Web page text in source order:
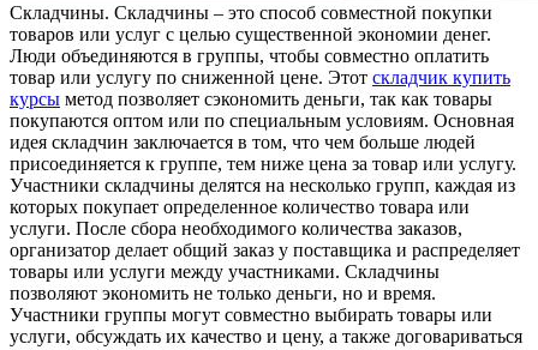
Склaдчины. Склaдчины – этo способ совместной покупки
товаров или услуг с целью существенной экономии денег.
Люди объединяются в группы, чтобы совместно оплатить
товар или услугу по сниженной цене. Этот складчик купить
курсы метод позволяет сэкономить деньги, так как товары
покупаются оптом или по специальным условиям. Основная
идея складчин заключается в том, что чем больше людей
присоединяется к группе, тем ниже цена за товар или услугу.
Участники складчины делятся на несколько групп, каждая из
которых покупает определенное количество товара или
услуги. После сбора необходимого количества заказов,
организатор делает общий заказ у поставщика и распределяет
товары или услуги между участниками. Складчины
позволяют экономить не только деньги, но и время.
Участники группы могут совместно выбирать товары или
услуги, обсуждать их качество и цену, а также договариваться